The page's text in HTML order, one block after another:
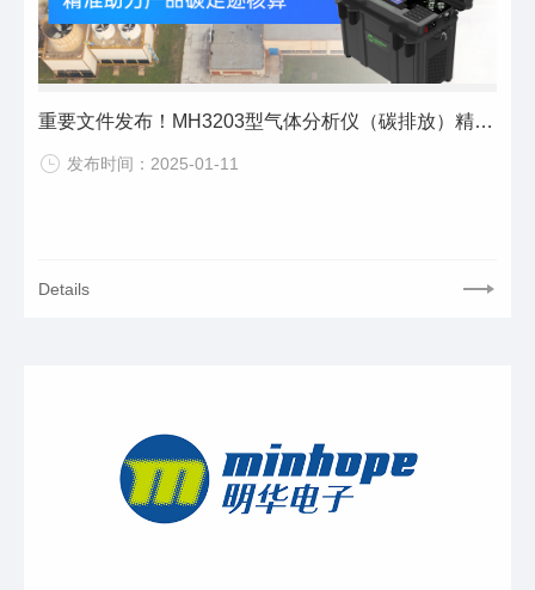
重要文件发布！MH3203型气体分析仪（碳排放）精准助力产品碳足迹核算
发布时间：2025-01-11
Details